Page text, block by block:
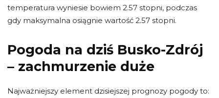
temperatura wyniesie bowiem 2.57 stopni, podczas
gdy maksymalna osiągnie wartość 2.57 stopni.
Pogoda na dziś Busko-Zdrój
– zachmurzenie duże
Najważniejszy element dzisiejszej prognozy pogody to: